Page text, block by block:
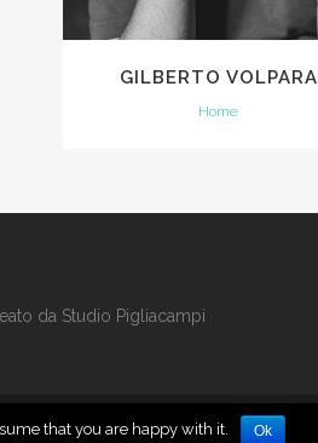
GILBERTO VOLPARA
Home
da Studio Pigliacampi
that you are happy with it. Ok